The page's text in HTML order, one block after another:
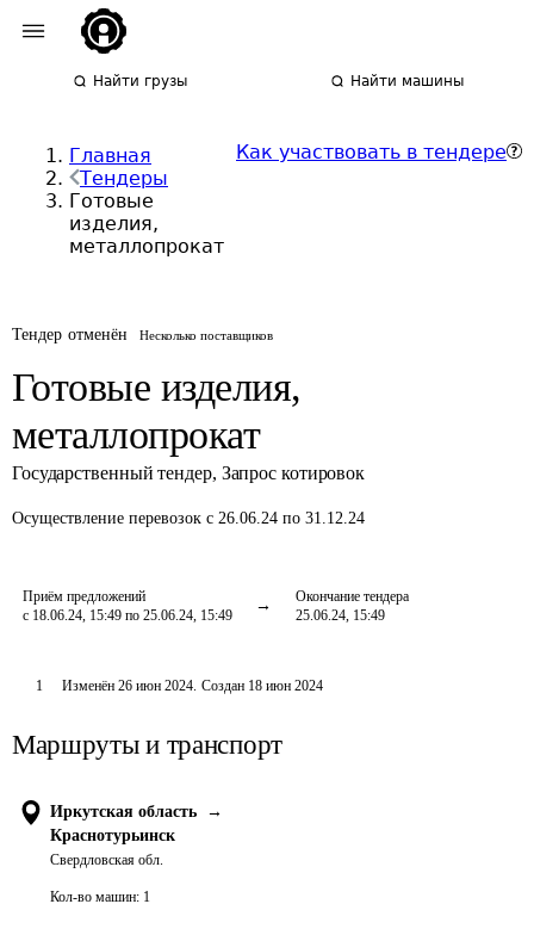
Найти грузы Найти машины
Главная
Тендеры
Готовые
изделия,
металлопрокат
Как участвовать в тендере
Тендер отменён Несколько поставщиков
Готовые изделия,
металлопрокат
Государственный тендер, Запрос котировок
Осуществление перевозок с 26.06.24 по 31.12.24
Приём предложений
с 18.06.24, 15:49 по 25.06.24, 15:49
Окончание тендера
25.06.24, 15:49
1 Изменён 26 июн 2024. Создан 18 июн 2024
Маршруты и транспорт
Иркутская область
→
Краснотурьинск
Свердловская обл.
Кол-во машин: 1